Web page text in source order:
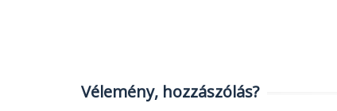
Vélemény, hozzászólás?